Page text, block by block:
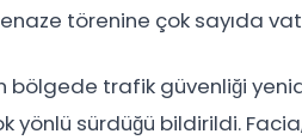
törenine çok sayıda
bölgede trafik güvenliği
yönlü sürdüğü bildirildi.